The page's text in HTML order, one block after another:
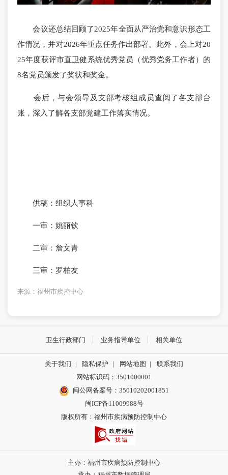
会议还总结回顾了2025年全面从严治党和意识形态工
作情况，并对2026年重点任务作出部署。此外，会上对20
25年度获评市直卫健系统优秀党员（优秀党务工作者）的
8名党员颁发了奖状和奖金。
会后，与会领导及支部考核组成员查阅了各支部台
账，深入了解各支部党建工作落实情况。
供稿：组织人事科
一审：姚丽钦
二审：詹文青
三审：罗柏友
来源：福州市疾控中心
卫生行政部门 业务指导单位 相关单位
关于我们 | 隐私保护 | 网站地图 |
联系我们
网站标识码：3501000001
闽公网备案号：35010202001851
闽ICP备11009988号
版权所有：福州市疾病预防控制中心
主办：福州市疾病预防控制中心